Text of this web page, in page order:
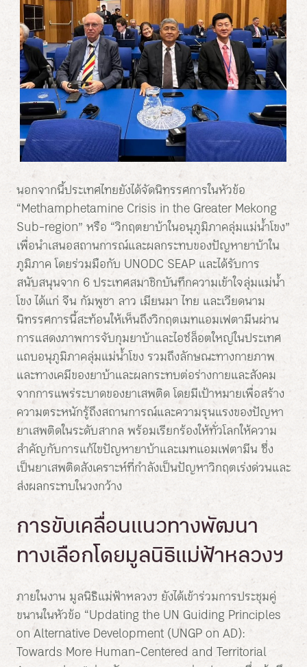
นอกจากนี้ประเทศไทยยังได้จัดนิทรรศการในหัวข้อ
“Methamphetamine Crisis in the Greater Mekong
Sub-region” หรือ “วิกฤตยาบ้าในอนุภูมิภาคลุ่มแม่น้ำโขง”
เพื่อนำเสนอสถานการณ์และผลกระทบของปัญหายาบ้าใน
ภูมิภาค โดยร่วมมือกับ UNODC SEAP และได้รับการ
สนับสนุนจาก 6 ประเทศสมาชิกบันทึกความเข้าใจลุ่มแม่น้ำ
โขง ได้แก่ จีน กัมพูชา ลาว เมียนมา ไทย และเวียดนาม
นิทรรศการนี้สะท้อนให้เห็นถึงวิกฤตเมทแอมเฟตามีนผ่าน
การแสดงภาพการจับกุมยาบ้าและไอซ์ล็อตใหญ่ในประเทศ
แถบอนุภูมิภาคลุ่มแม่น้ำโขง รวมถึงลักษณะทางกายภาพ
และทางเคมีของยาบ้าและผลกระทบต่อร่างกายและสังคม
จากการแพร่ระบาดของยาเสพติด โดยมีเป้าหมายเพื่อสร้าง
ความตระหนักรู้ถึงสถานการณ์และความรุนแรงของปัญหา
ยาเสพติดในระดับสากล พร้อมเรียกร้องให้ทั่วโลกให้ความ
สำคัญกับการแก้ไขปัญหายาบ้าและเมทแอมเฟตามีน ซึ่ง
เป็นยาเสพติดสังเคราะห์ที่กำลังเป็นปัญหาวิกฤตเร่งด่วนและ
ส่งผลกระทบในวงกว้าง
การขับเคลื่อนแนวทางพัฒนา
ทางเลือกโดยมูลนิธิแม่ฟ้าหลวงฯ
ภายในงาน มูลนิธิแม่ฟ้าหลวงฯ ยังได้เข้าร่วมการประชุมคู่
ขนานในหัวข้อ “Updating the UN Guiding Principles
on Alternative Development (UNGP on AD):
Towards More Human-Centered and Territorial